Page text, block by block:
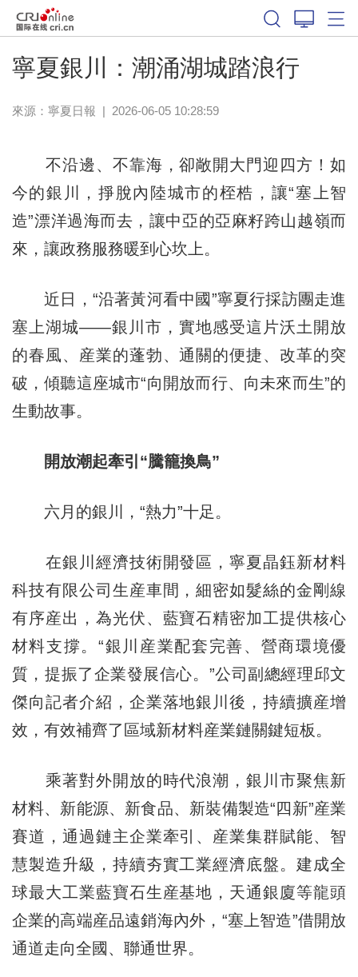
寧夏銀川：潮涌湖城踏浪行
來源： 寧夏日報 | 2026-06-05 10:28:59
不沿邊、不靠海，卻敞開大門迎四方！如
今的銀川，掙脫內陸城市的桎梏，讓“塞上智
造”漂洋過海而去，讓中亞的亞麻籽跨山越嶺而
來，讓政務服務暖到心坎上。
近日，“沿著黃河看中國”寧夏行採訪團走進
塞上湖城——銀川市，實地感受這片沃土開放
的春風、産業的蓬勃、通關的便捷、改革的突
破，傾聽這座城市“向開放而行、向未來而生”的
生動故事。
開放潮起牽引“騰籠換鳥”
六月的銀川，“熱力”十足。
在銀川經濟技術開發區，寧夏晶鈺新材料
科技有限公司生産車間，細密如髮絲的金剛線
有序産出，為光伏、藍寶石精密加工提供核心
材料支撐。“銀川産業配套完善、營商環境優
質，提振了企業發展信心。”公司副總經理邱文
傑向記者介紹，企業落地銀川後，持續擴産增
效，有效補齊了區域新材料産業鏈關鍵短板。
乘著對外開放的時代浪潮，銀川市聚焦新
材料、新能源、新食品、新裝備製造“四新”産業
賽道，通過鏈主企業牽引、産業集群賦能、智
慧製造升級，持續夯實工業經濟底盤。建成全
球最大工業藍寶石生産基地，天通銀廈等龍頭
企業的高端産品遠銷海內外，“塞上智造”借開放
通道走向全國、聯通世界。